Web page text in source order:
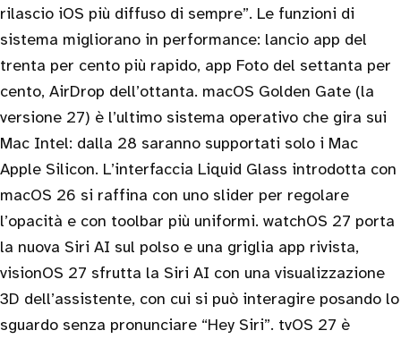
rilascio iOS più diffuso di sempre”. Le funzioni di
sistema migliorano in performance: lancio app del
trenta per cento più rapido, app Foto del settanta per
cento, AirDrop dell’ottanta. macOS Golden Gate (la
versione 27) è l’ultimo sistema operativo che gira sui
Mac Intel: dalla 28 saranno supportati solo i Mac
Apple Silicon. L’interfaccia Liquid Glass introdotta con
macOS 26 si raffina con uno slider per regolare
l’opacità e con toolbar più uniformi. watchOS 27 porta
la nuova Siri AI sul polso e una griglia app rivista,
visionOS 27 sfrutta la Siri AI con una visualizzazione
3D dell’assistente, con cui si può interagire posando lo
sguardo senza pronunciare “Hey Siri”. tvOS 27 è